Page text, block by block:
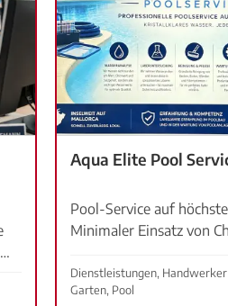
Aqua Elite Pool
Pool-Service auf
Minimaler Einsatz von
Notdienst, schnelle Hilfe
technischen Störungen
Dienstleistungen,
Garten, Pool